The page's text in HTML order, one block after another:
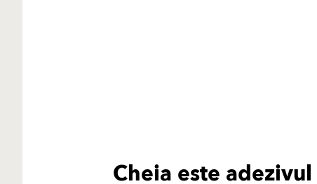
Cheia este